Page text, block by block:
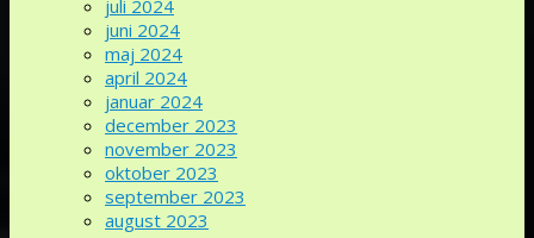
juli 2024
juni 2024
maj 2024
april 2024
januar 2024
december 2023
november 2023
oktober 2023
september 2023
august 2023